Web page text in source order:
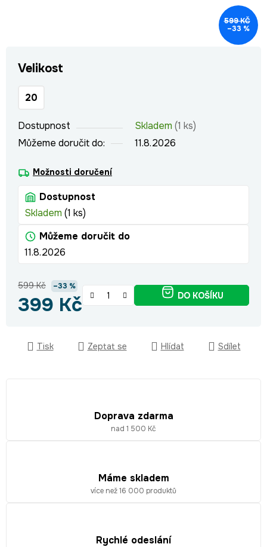
Velikost
20
Dostupnost Skladem (1 ks)
Můžeme doručit do:
11.8.2026
Možnosti doručení
Dostupnost
Skladem (1 ks)
Můžeme doručit do
11.8.2026
599 Kč –33 %
399 Kč DO KOŠÍKU
Tisk Zeptat se Hlídat Sdílet
599 KČ
–33 %
Doprava zdarma
nad 1 500 Kč
Máme skladem
více než 16 000 produktů
Rychlé odeslání